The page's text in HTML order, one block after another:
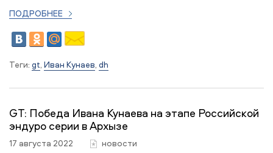
ПОДРОБНЕЕ
Теги: gt, Иван Кунаев, dh
GT: Победа Ивана Кунаева на этапе Российской
эндуро серии в Архызе
17 августа 2022 новости